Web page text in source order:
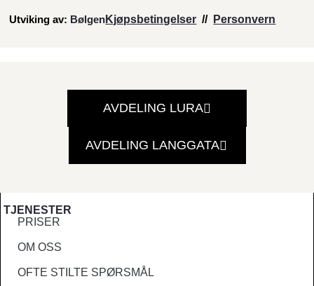
Utviking av: BølgenKjøpsbetingelser // Personvern
AVDELING LURA
AVDELING LANGGATA
TJENESTER
PRISER
OM OSS
OFTE STILTE SPØRSMÅL